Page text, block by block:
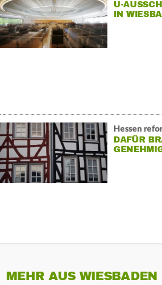
U-
IN
Hessen
DAFÜR
MEHR AUS WIESBADEN